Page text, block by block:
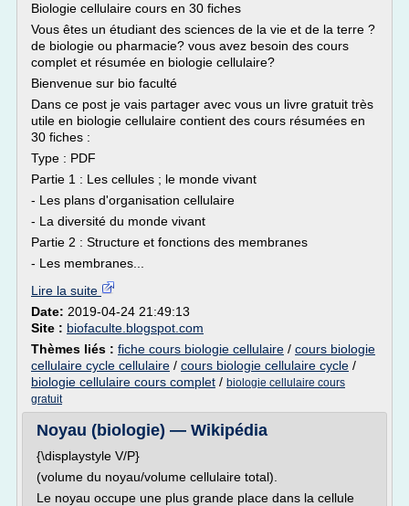
Biologie cellulaire cours en 30 fiches
Vous êtes un étudiant des sciences de la vie et de la terre ?
de biologie ou pharmacie? vous avez besoin des cours
complet et résumée en biologie cellulaire?
Bienvenue sur bio faculté
Dans ce post je vais partager avec vous un livre gratuit très
utile en biologie cellulaire contient des cours résumées en
30 fiches :
Type : PDF
Partie 1 : Les cellules ; le monde vivant
- Les plans d'organisation cellulaire
- La diversité du monde vivant
Partie 2 : Structure et fonctions des membranes
- Les membranes...
Lire la suite
Date: 2019-04-24 21:49:13
Site : biofaculte.blogspot.com
Thèmes liés : fiche cours biologie cellulaire / cours biologie
cellulaire cycle cellulaire / cours biologie cellulaire cycle /
biologie cellulaire cours complet / biologie cellulaire cours
gratuit
Noyau (biologie) — Wikipédia
{\displaystyle V/P}
(volume du noyau/volume cellulaire total).
Le noyau occupe une plus grande place dans la cellule